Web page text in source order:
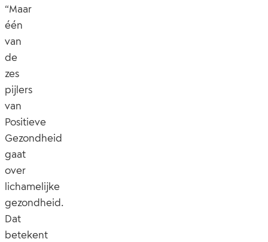
“Maar
één
van
de
zes
pijlers
van
Positieve
Gezondheid
gaat
over
lichamelijke
gezondheid.
Dat
betekent